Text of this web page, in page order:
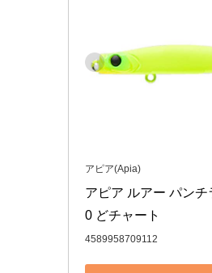
アピア(Apia)
アピア ルアー パンチ
0 どチャート
4589958709112